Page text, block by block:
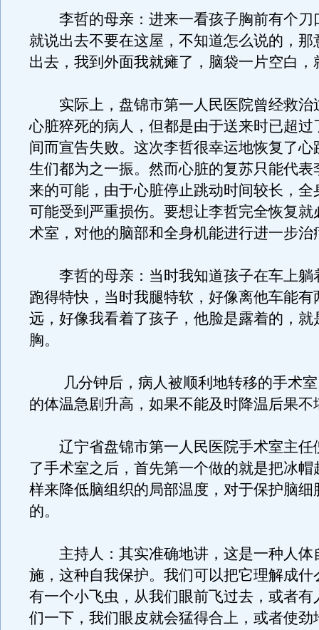
李哲的母亲：进来一看孩子胸前有个刀
就说出去不要在这屋，不知道怎么说的，那
出去，我到外面我就瘫了，脑袋一片空白，
实际上，盘锦市第一人民医院曾经救治
心脏猝死的病人，但都是由于送来时已超过
间而宣告失败。这次李哲很幸运地恢复了心
生们都为之一振。然而心脏的复苏只能代表
来的可能，由于心脏停止跳动时间较长，全
可能受到严重损伤。要想让李哲完全恢复就
术室，对他的脑部和全身机能进行进一步治
李哲的母亲：当时我知道孩子在车上躺
跑得特快，当时我腿特软，好像离他车能有
远，好像我看着了孩子，他脸是露着的，就
胸。
几分钟后，病人被顺利地转移的手术
的体温急剧升高，如果不能及时降温后果不
辽宁省盘锦市第一人民医院手术室主任
了手术室之后，首先第一个做的就是把冰帽
样来降低脑组织的局部温度，对于保护脑细
的。
主持人：其实准确地讲，这是一种人体
施，这种自我保护。我们可以把它理解成什
有一个小飞虫，从我们眼前飞过去，或者有
们一下，我们眼皮就会猛得合上，或者使劲